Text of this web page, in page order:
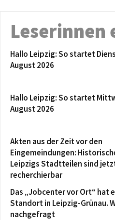
Leserinnen
Hallo Leipzig: So startet
August 2026
Hallo Leipzig: So startet
August 2026
Akten aus der Zeit vor den
Eingemeindungen:
Leipzigs Stadtteilen sind
recherchierbar
Das „Jobcenter vor Ort“ hat
Standort in Leipzig-Grünau.
nachgefragt